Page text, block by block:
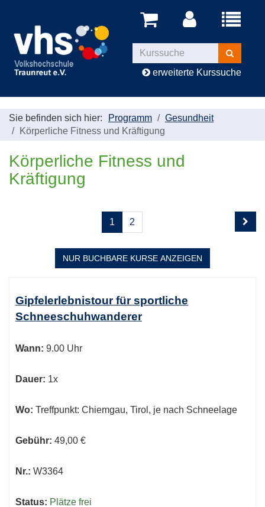
Menü
Kurse
suchen
erweiterte Kurssuche
Sie befinden sich hier: Programm
Gesundheit
Körperliche Fitness und Kräftigung
Körperliche Fitness und
Kräftigung
Seiten
blättern
1 2
NUR BUCHBARE KURSE ANZEIGEN
Tabellenüberschriften
können
sortiert
Gipfelerlebnistour für sportliche
Schneeschuhwanderer
Wann: 9.00 Uhr
Dauer: 1x
Wo: Treffpunkt: Chiemgau, Tirol, je nach Schneelage
Gebühr: 49,00 €
Nr.: W3364
Status: Plätze frei